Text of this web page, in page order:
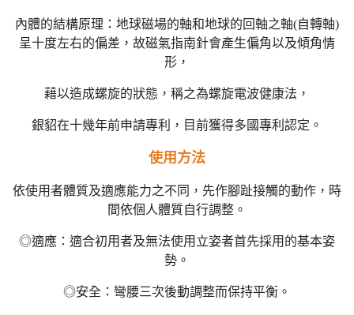
內體的結構原理：地球磁場的軸和地球的回軸之軸(自轉軸)
呈十度左右的偏差，故磁氣指南針會產生偏角以及傾角情
形，
藉以造成螺旋的狀態，稱之為螺旋電波健康法，
銀貂在十幾年前申請專利，目前獲得多國專利認定。
使用方法
依使用者體質及適應能力之不同，先作腳趾接觸的動作，時
間依個人體質自行調整。
◎適應：適合初用者及無法使用立姿者首先採用的基本姿
勢。
◎安全：彎腰三次後動調整而保持平衡。